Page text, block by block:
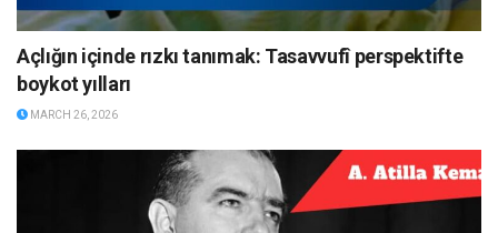
Açlığın içinde rızkı tanımak: Tasavvufî perspektifte
boykot yılları
MARCH 26, 2026